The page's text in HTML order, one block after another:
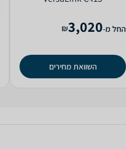
החל מ-3,020
₪
השוואת מחירים